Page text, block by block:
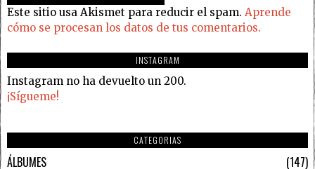
Este sitio usa Akismet para reducir el spam. Aprende
cómo se procesan los datos de tus comentarios.
INSTAGRAM
Instagram no ha devuelto un 200.
¡Sígueme!
CATEGORIAS
ÁLBUMES
147